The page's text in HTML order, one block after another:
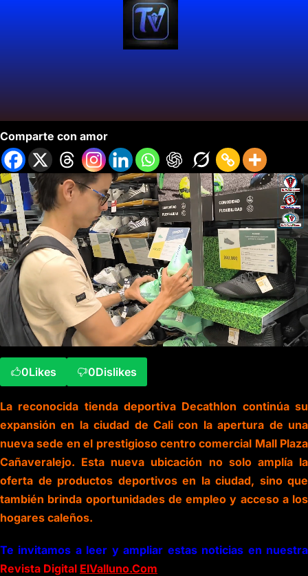
Comparte con amor
0Likes 0Dislikes
La reconocida tienda deportiva Decathlon continúa su
expansión en la ciudad de Cali con la apertura de una
nueva sede en el prestigioso centro comercial Mall Plaza
Cañaveralejo. Esta nueva ubicación no solo amplía la
oferta de productos deportivos en la ciudad, sino que
también brinda oportunidades de empleo y acceso a los
hogares caleños.
Te invitamos a leer y ampliar estas noticias en nuestra
Revista Digital ElValluno.Com